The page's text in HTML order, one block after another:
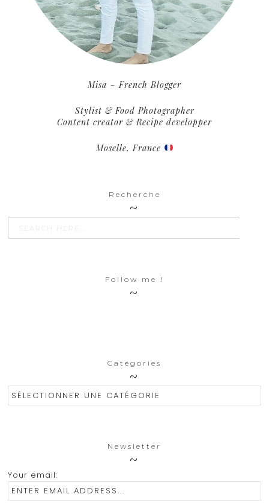
Misa ~ French Blogger
Stylist & Food Photographer
Content creator & Recipe developper
Moselle, France
Recherche
Search SEARCH
Follow me !
Catégories
Catégories
Newsletter
Your email: